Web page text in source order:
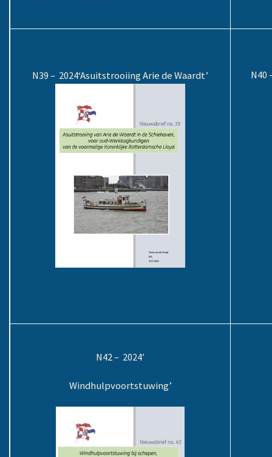
N39 – 2024‘Asuitstrooiing Arie de Waardt’ N40
N42 – 2024′
Windhulpvoortstuwing’